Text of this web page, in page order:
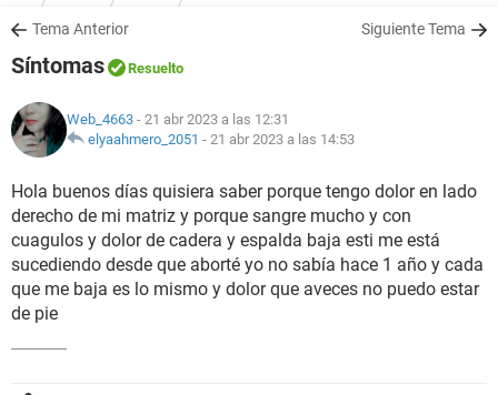
SALUD
NUTRICIÓN
BIENESTAR
SEXUALIDAD
GLOSARIO
Tema Anterior Siguiente Tema
Síntomas Resuelto
Web_4663 - 21 abr 2023 a las 12:31
elyaahmero_2051 - 21 abr 2023 a las 14:53
Hola buenos días quisiera saber porque tengo dolor en lado
derecho de mi matriz y porque sangre mucho y con
cuagulos y dolor de cadera y espalda baja esti me está
sucediendo desde que aborté yo no sabía hace 1 año y cada
que me baja es lo mismo y dolor que aveces no puedo estar
de pie